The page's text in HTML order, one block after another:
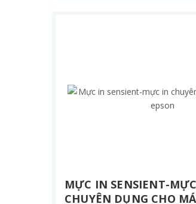
MỰC IN SENSIENT-
CHUYÊN DỤNG CHO